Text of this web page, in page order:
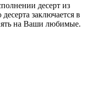
десерт из
заключается в
на Ваши любимые.